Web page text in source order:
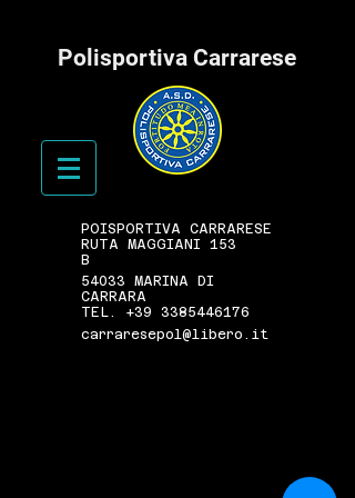
Polisportiva Carrarese
POISPORTIVA CARRARESE
RUTA MAGGIANI 153
B
54033 MARINA DI
CARRARA
TEL. +39 3385446176
carraresepol@libero.it